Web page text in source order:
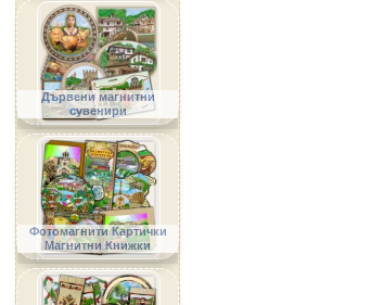
Дървени магнитни
сувенири
Фотомагнити Картички
Магнитни Книжки